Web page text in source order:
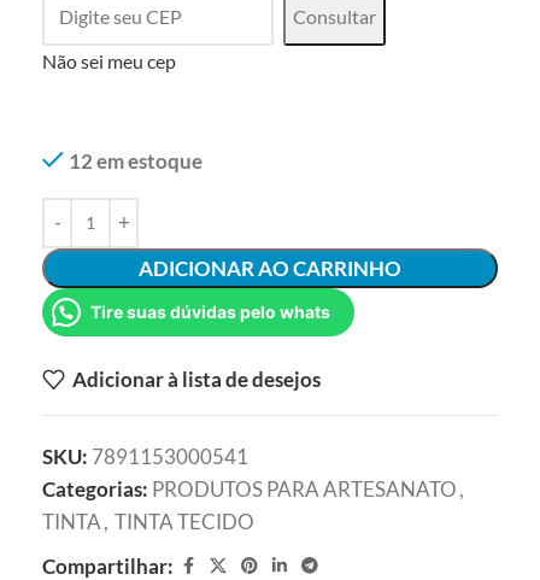
Consultar
Não sei meu cep
12 em estoque
ADICIONAR AO CARRINHO
Tire suas dúvidas pelo whats
Adicionar à lista de desejos
SKU: 7891153000541
Categorias: PRODUTOS PARA ARTESANATO,
TINTA, TINTA TECIDO
Compartilhar: